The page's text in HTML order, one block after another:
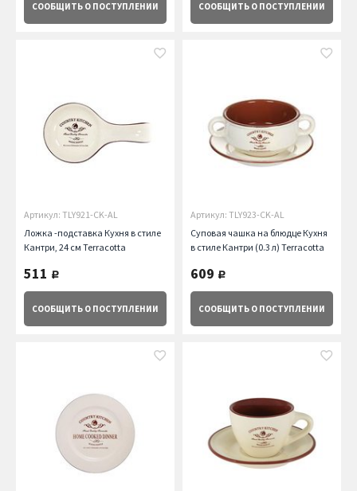
СООБЩИТЬ О ПОСТУПЛЕНИИ СООБЩИТЬ О ПОСТУПЛЕНИИ
Артикул: TLY921-CK-AL
Ложка -подставка Кухня в стиле
Кантри, 24 см Terracotta
511 руб.
СООБЩИТЬ О ПОСТУПЛЕНИИ
Артикул: TLY923-CK-AL
Суповая чашка на блюдце Кухня
в стиле Кантри (0.3 л) Terracotta
609 руб.
СООБЩИТЬ О ПОСТУПЛЕНИИ